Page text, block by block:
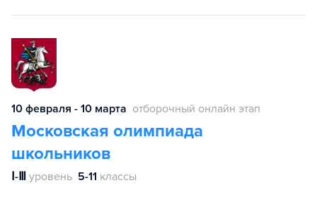
10 февраля - 10 марта отборочный онлайн этап
Московская олимпиада
школьников
Ⅰ-Ⅲ уровень 5-11 классы